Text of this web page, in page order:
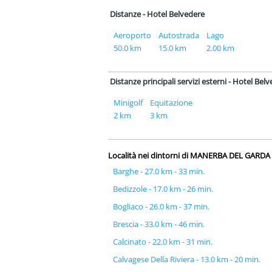
Distanze - Hotel Belvedere
Aeroporto
50.0 km
Autostrada
15.0 km
Lago
2.00 km
Distanze principali servizi esterni - Hotel
Minigolf
2 km
Equitazione
3 km
Località nei dintorni di MANERBA DEL GARDA
Barghe - 27.0 km - 33 min.
Bedizzole - 17.0 km - 26 min.
Bogliaco - 26.0 km - 37 min.
Brescia - 33.0 km - 46 min.
Calcinato - 22.0 km - 31 min.
Calvagese Della Riviera - 13.0 km - 20 min.